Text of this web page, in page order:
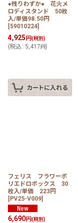
●残りわずか● 花火メ
ロディスタンド 50枚
入/単価98.50円
[59010224]
4,925 円(税別)
(税込 : 5,417 円)
フェリス フラワーポ
リエドロボックス 30
枚入/単価 223円
[PV25-V009]
6,690円(税別)